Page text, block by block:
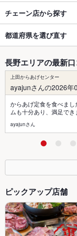
チェーン店から探す
都道府県を選び直す
長野エリアの最新口
上田からあげセンター
ayajunさんの2026
からあげ定食を食べま
ムも十分あり、満足で
ayajunさん
ピックアップ店舗